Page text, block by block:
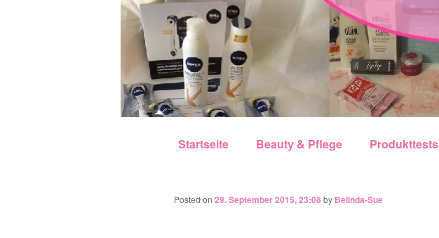
Zum Inhalt wechseln
Zum sekundären Inhalt wechseln
Startseite Beauty & Pflege Produkttests
Posted on 29. September 2015, 23:08by Belinda-Sue